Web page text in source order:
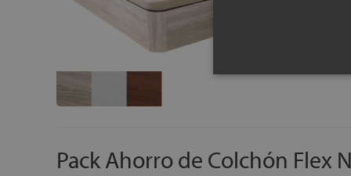
Pack Ahorro de Colchón Flex